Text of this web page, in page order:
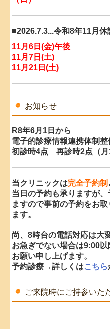
■2026.7.3...令和8年11月休
11月6日(金)午後
11月7日(土)
11月21日(土)
10月10日(土)
10月23日
(金)午後
10月24日(土)
■2026.4.28...令和8年9月休
9月11日(金)午後
9月12日(土)
9月25日(金)午後
9月26日(土)
■2026.3.30...令和8年8月休
8月13日(木)
8月14日(金)
8月28日(金)午後
8月29日(土)
お知らせ
R8年6月1日から
電子的診療情報連携体制
初診時4点 再診時2点（月
当クリニックは完全予約制
当日の予約も承りますが
ますので事前の予約をお取
ます。
尚、8時台の電話対応は大
お急ぎでない場合は9:00
お願い申し上げます。
予約診療→詳しくはこちら
ご来院時にご持参いた